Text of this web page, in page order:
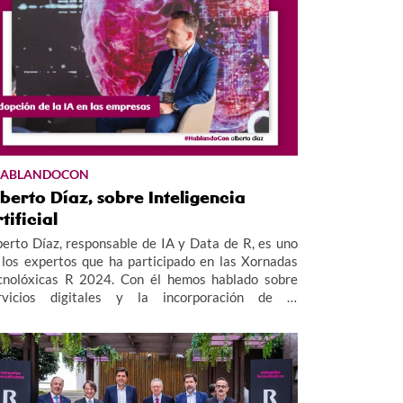
Díaz, sobre Inteligencia
Díaz, responsable de IA y Data de R, es uno
expertos que ha participado en las Xornadas
R 2024. Con él hemos hablado sobre
digitales y la incorporación de la
real actual a los retos de futuro.